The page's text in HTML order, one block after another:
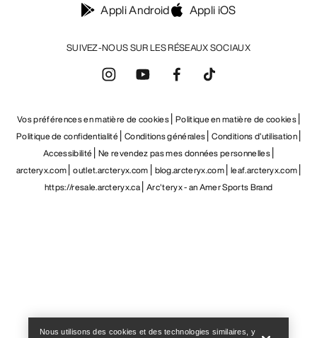
SUIVEZ-NOUS SUR LES RÉSEAUX SOCIAUX
Appli Android Appli iOS
Vos préférences en matière de cookies Politique en matière de cookies
Politique de confidentialité Conditions générales Conditions d’utilisation
Accessibilité Ne revendez pas mes données personnelles
arcteryx.com outlet.arcteryx.com blog.arcteryx.com leaf.arcteryx.com
https://resale.arcteryx.ca Arc'teryx - an Amer Sports Brand
Nous utilisons des cookies et des technologies similaires, y